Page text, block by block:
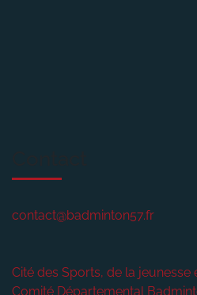
contact@badminton57.fr
Cité des Sports, de la jeunesse
Comité Départemental